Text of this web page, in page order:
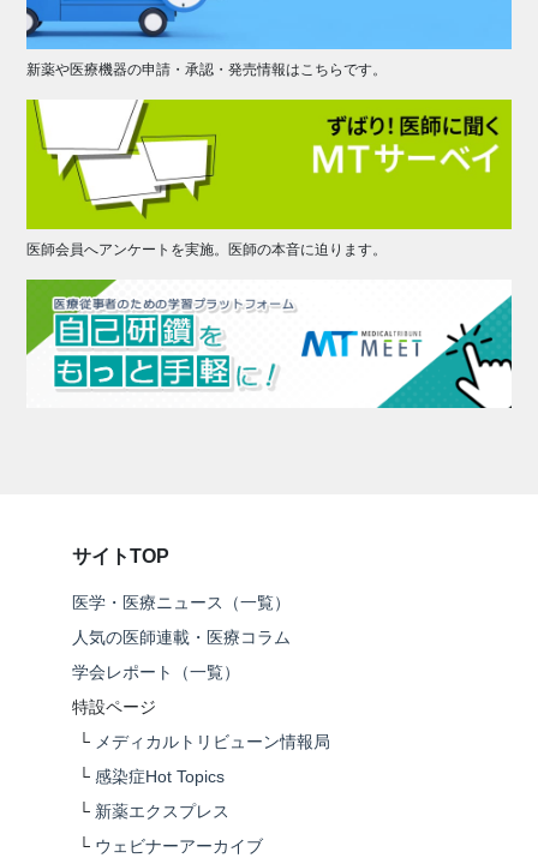
新薬や医療機器の申請・承認・発売情報はこちらです。
医師会員へアンケートを実施。医師の本音に迫ります。
サイトTOP
医学・医療ニュース（一覧）
人気の医師連載・医療コラム
学会レポート（一覧）
特設ページ
└ メディカルトリビューン情報局
└ 感染症Hot Topics
└ 新薬エクスプレス
└ ウェビナーアーカイブ